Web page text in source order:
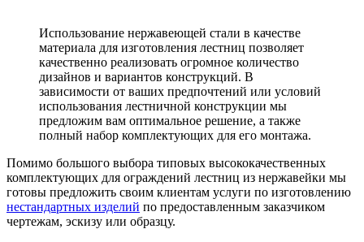
Использование нержавеющей стали в качестве
материала для изготовления лестниц позволяет
качественно реализовать огромное количество
дизайнов и вариантов конструкций. В
зависимости от ваших предпочтений или условий
использования лестничной конструкции мы
предложим вам оптимальное решение, а также
полный набор комплектующих для его монтажа.
Помимо большого выбора типовых высококачественных
комплектующих для ограждений лестниц из нержавейки мы
готовы предложить своим клиентам услуги по изготовлению
нестандартных изделий по предоставленным заказчиком
чертежам, эскизу или образцу.